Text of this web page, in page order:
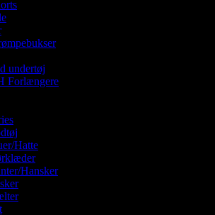
undertøj
Forlængere
Hatte
Hansker